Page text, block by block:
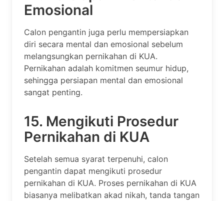
Emosional
Calon pengantin juga perlu mempersiapkan
diri secara mental dan emosional sebelum
melangsungkan pernikahan di KUA.
Pernikahan adalah komitmen seumur hidup,
sehingga persiapan mental dan emosional
sangat penting.
15. Mengikuti Prosedur
Pernikahan di KUA
Setelah semua syarat terpenuhi, calon
pengantin dapat mengikuti prosedur
pernikahan di KUA. Proses pernikahan di KUA
biasanya melibatkan akad nikah, tanda tangan